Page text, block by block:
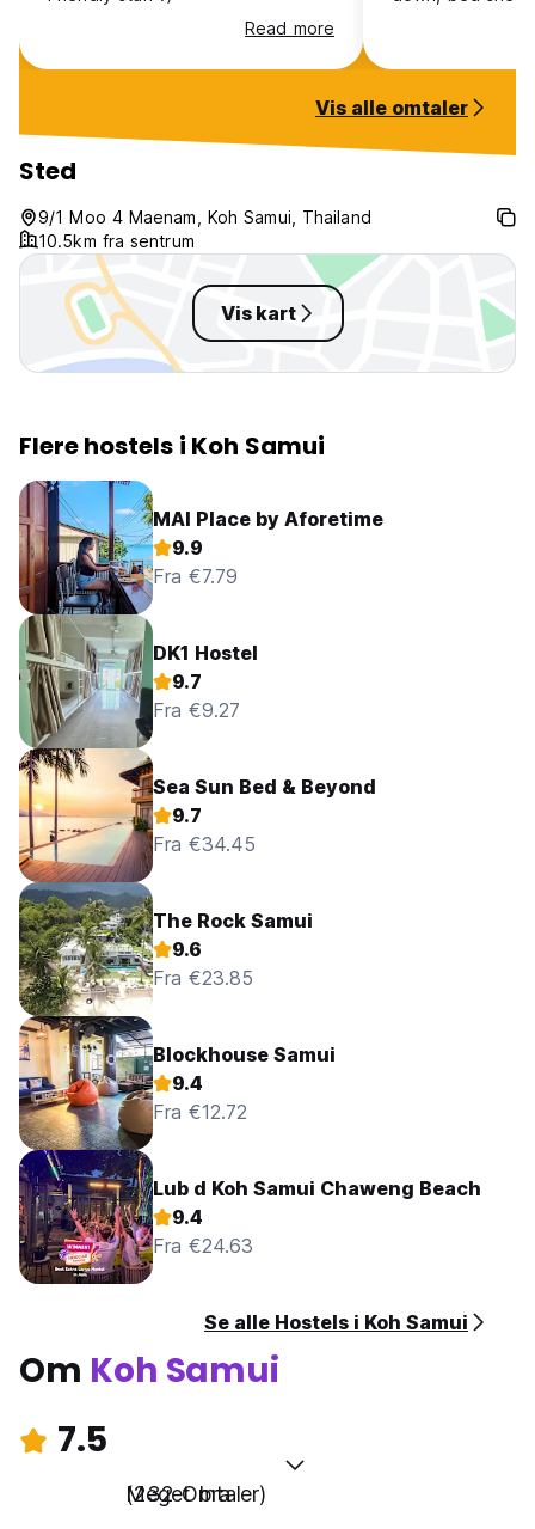
Read more
Vis alle omtaler
Sted
9/1 Moo 4 Maenam, Koh Samui, Thailand
10.5km fra sentrum
Vis kart
Flere hostels i Koh Samui
MAI Place by Aforetime
9.9
Fra €7.79
DK1 Hostel
9.7
Fra €9.27
Sea Sun Bed & Beyond
9.7
Fra €34.45
The Rock Samui
9.6
Fra €23.85
Blockhouse Samui
9.4
Fra €12.72
Lub d Koh Samui Chaweng Beach
9.4
Fra €24.63
Se alle Hostels i Koh Samui
Om Koh Samui
7.5
Meget bra
(232 Omtaler)